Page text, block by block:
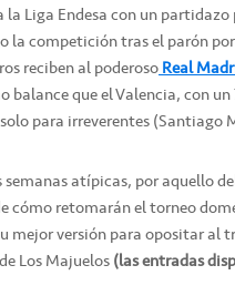
la Liga Endesa con un
la competición tras el parón
reciben al poderosoReal
balance que el Valencia, con
para irreverentes (Santiago
semanas atípicas, por aquello
cómo retomarán el torneo
mejor versión para opositar al
Los Majuelos(las entradas